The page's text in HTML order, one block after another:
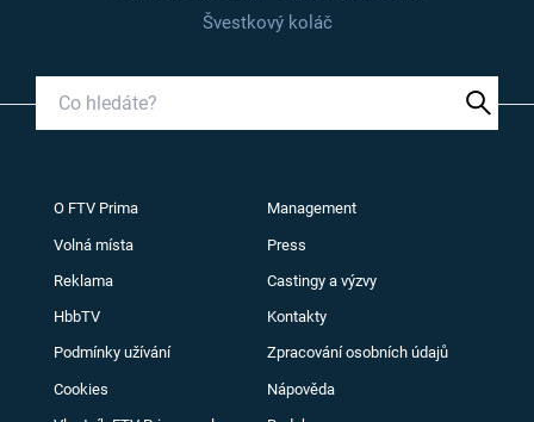
Švestkový koláč
O FTV Prima Management
Volná místa Press
Reklama Castingy a výzvy
HbbTV Kontakty
Podmínky užívání Zpracování osobních údajů
Cookies Nápověda